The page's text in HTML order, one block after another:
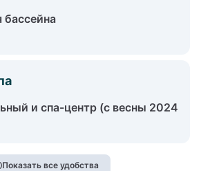
бассейна
и спа-центр (с весны 2024
Показать все удобства